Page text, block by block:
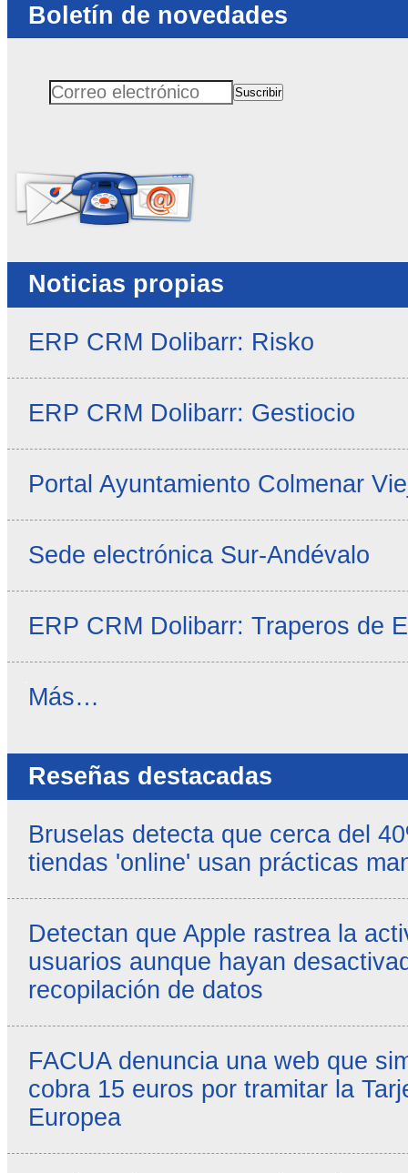
Boletín de novedades
Correo electrónicoSuscribir
Noticias propias
ERP CRM Dolibarr: Risko
ERP CRM Dolibarr: Gestiocio
Portal Ayuntamiento Colmenar
Sede electrónica Sur-Andévalo
ERP CRM Dolibarr: Traperos de
Noticias
Más…
Reseñas destacadas
Bruselas detecta que cerca del
tiendas 'online' usan prácticas
Detectan que Apple rastrea la
usuarios aunque hayan
recopilación de datos
FACUA denuncia una web que
cobra 15 euros por tramitar la
Europea